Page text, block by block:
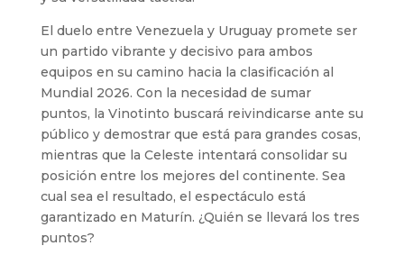
El duelo entre Venezuela y Uruguay promete ser
un partido vibrante y decisivo para ambos
equipos en su camino hacia la clasificación al
Mundial 2026. Con la necesidad de sumar
puntos, la Vinotinto buscará reivindicarse ante su
público y demostrar que está para grandes cosas,
mientras que la Celeste intentará consolidar su
posición entre los mejores del continente. Sea
cual sea el resultado, el espectáculo está
garantizado en Maturín. ¿Quién se llevará los tres
puntos?